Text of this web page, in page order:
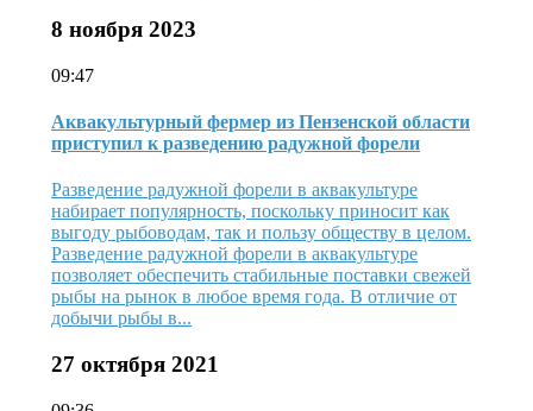
8 ноября 2023
09:47
Аквакультурный фермер из Пензенской области
приступил к разведению радужной форели
Разведение радужной форели в аквакультуре
набирает популярность, поскольку приносит как
выгоду рыбоводам, так и пользу обществу в целом.
Разведение радужной форели в аквакультуре
позволяет обеспечить стабильные поставки свежей
рыбы на рынок в любое время года. В отличие от
добычи рыбы в...
27 октября 2021